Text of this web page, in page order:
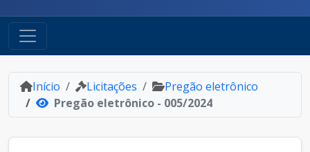
Início Licitações
Pregão eletrônico
Pregão eletrônico - 005/2024